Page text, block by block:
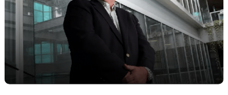
Redação